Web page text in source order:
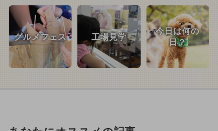
グルメフェス 工場見学
今日は何の
日？